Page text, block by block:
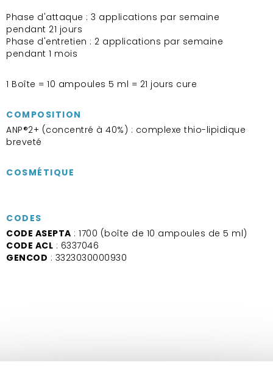
Phase d'attaque : 3 applications par semaine
pendant 21 jours
Phase d'entretien : 2 applications par semaine
pendant 1 mois
1 Boîte = 10 ampoules 5 ml = 21 jours cure
COMPOSITION
ANP®2+ (concentré à 40%) : complexe thio-lipidique
breveté
COSMÉTIQUE
CODES
CODE ASEPTA : 1700 (boîte de 10 ampoules de 5 ml)
CODE ACL : 6337046
GENCOD : 3323030000930